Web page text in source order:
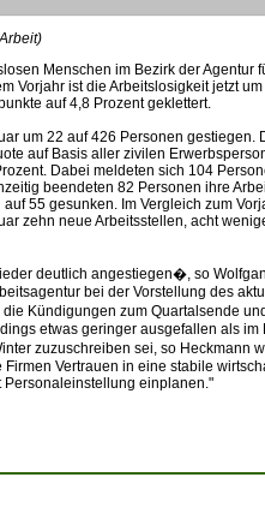
Menschen im Bezirk der Agentur
Vorjahr ist die Arbeitslosigkeit jetzt
auf 4,8 Prozent geklettert.
um 22 auf 426 Personen gestiegen.
auf Basis aller zivilen
Dabei meldeten sich 104
beendeten 82 Personen ihre
55 gesunken. Im Vergleich zum
zehn neue Arbeitsstellen, acht
deutlich angestiegen�, so
bei der Vorstellung des
Kündigungen zum Quartalsende
etwas geringer ausgefallen als im
zuzuschreiben sei, so Heckmann
Vertrauen in eine stabile
einplanen."